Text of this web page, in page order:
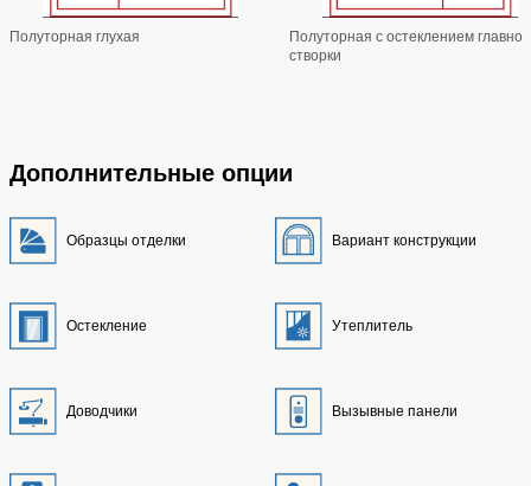
Полуторная глухая
Полуторная с остеклением главной
створки
Дополнительные опции
Образцы отделки Вариант конструкции
Остекление Утеплитель
Доводчики Вызывные панели